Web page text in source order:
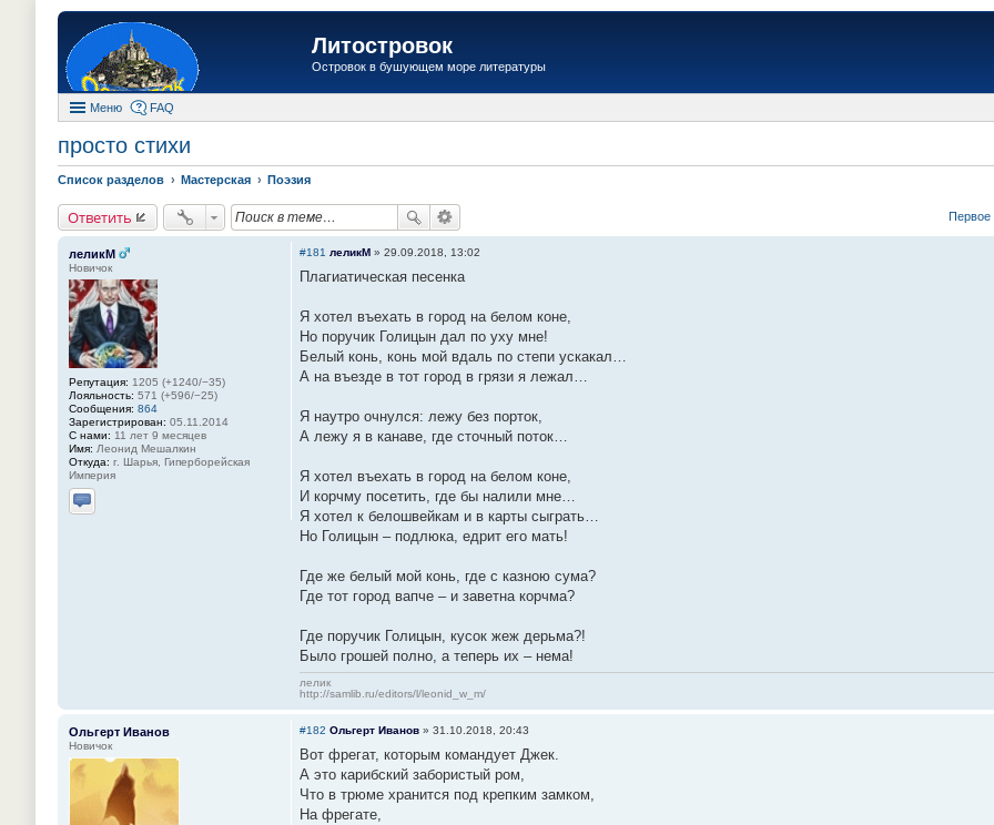
Литостровок
Островок в бушующем море литературы
Меню FAQ
просто стихи
Список разделов Мастерская Поэзия
Ответить Первое
леликМ
Новичок
Репутация: 1205 (+1240/−35)
Лояльность: 571 (+596/−25)
Сообщения: 864
Зарегистрирован: 05.11.2014
С нами: 11 лет 9 месяцев
Имя: Леонид Мешалкин
Откуда: г. Шарья, Гиперборейская
Империя
Отправить личное сообщение
#181 леликМ » 29.09.2018, 13:02
Плагиатическая песенка
Я хотел въехать в город на белом коне,
Но поручик Голицын дал по уху мне!
Белый конь, конь мой вдаль по степи ускакал…
А на въезде в тот город в грязи я лежал…
Я наутро очнулся: лежу без порток,
А лежу я в канаве, где сточный поток…
Я хотел въехать в город на белом коне,
И корчму посетить, где бы налили мне…
Я хотел к белошвейкам и в карты сыграть…
Но Голицын – подлюка, едрит его мать!
Где же белый мой конь, где с казною сума?
Где тот город вапче – и заветна корчма?
Где поручик Голицын, кусок жеж дерьма?!
Было грошей полно, а теперь их – нема!
лелик
http://samlib.ru/editors/l/leonid_w_m/
Ольгерт Иванов
Новичок
#182 Ольгерт Иванов » 31.10.2018, 20:43
Вот фрегат, которым командует Джек.
А это карибский забористый ром,
Что в трюме хранится под крепким замком,
На фрегате,